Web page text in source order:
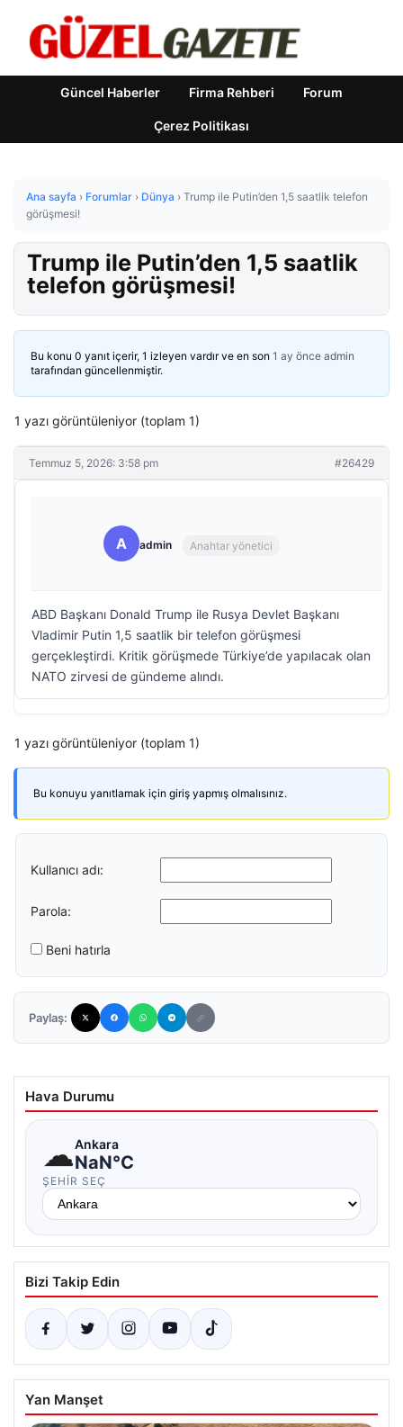
Güncel Haberler Firma Rehberi Forum
Çerez Politikası
Ana sayfa › Forumlar › Dünya › Trump ile Putin’den 1,5 saatlik telefon
görüşmesi!
Trump ile Putin’den 1,5 saatlik
telefon görüşmesi!
Bu konu 0 yanıt içerir, 1 izleyen vardır ve en son 1 ay önce admin
tarafından güncellenmiştir.
1 yazı görüntüleniyor (toplam 1)
Temmuz 5, 2026: 3:58 pm #26429
A admin Anahtar yönetici
ABD Başkanı Donald Trump ile Rusya Devlet Başkanı
Vladimir Putin 1,5 saatlik bir telefon görüşmesi
gerçekleştirdi. Kritik görüşmede Türkiye’de yapılacak olan
NATO zirvesi de gündeme alındı.
1 yazı görüntüleniyor (toplam 1)
Bu konuyu yanıtlamak için giriş yapmış olmalısınız.
Kullanıcı adı:
Parola:
Beni hatırla
Paylaş:
Hava Durumu
☁Ankara
NaN°C
ŞEHIR SEÇ
Bizi Takip Edin
Yan Manşet